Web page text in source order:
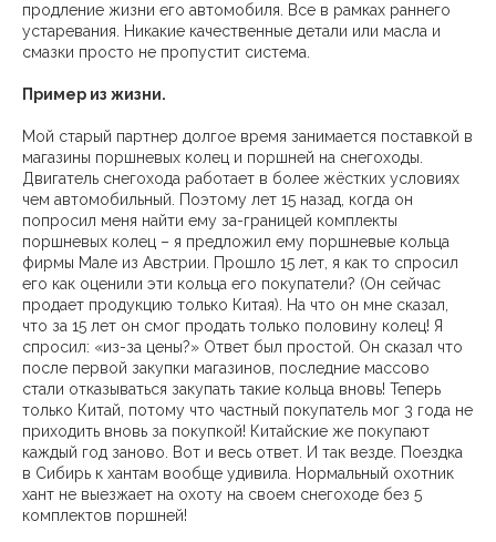
продление жизни его автомобиля. Все в рамках раннего
устаревания. Никакие качественные детали или масла и
смазки просто не пропустит система.
Пример из жизни.
Мой старый партнер долгое время занимается поставкой в
магазины поршневых колец и поршней на снегоходы.
Двигатель снегохода работает в более жёстких условиях
чем автомобильный. Поэтому лет 15 назад, когда он
попросил меня найти ему за-границей комплекты
поршневых колец – я предложил ему поршневые кольца
фирмы Мале из Австрии. Прошло 15 лет, я как то спросил
его как оценили эти кольца его покупатели? (Он сейчас
продает продукцию только Китая). На что он мне сказал,
что за 15 лет он смог продать только половину колец! Я
спросил: «из-за цены?» Ответ был простой. Он сказал что
после первой закупки магазинов, последние массово
стали отказываться закупать такие кольца вновь! Теперь
только Китай, потому что частный покупатель мог 3 года не
приходить вновь за покупкой! Китайские же покупают
каждый год заново. Вот и весь ответ. И так везде. Поездка
в Сибирь к хантам вообще удивила. Нормальный охотник
хант не выезжает на охоту на своем снегоходе без 5
комплектов поршней!